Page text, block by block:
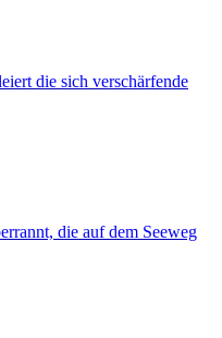
die sich verschärfende
die auf dem Seeweg